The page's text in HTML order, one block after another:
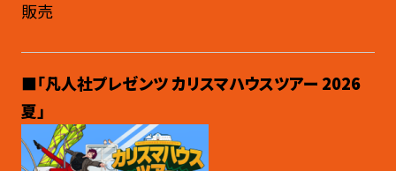
販売
■「凡人社プレゼンツ カリスマハウスツアー 2026
夏」